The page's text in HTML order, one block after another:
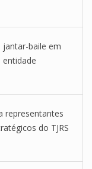
jantar-baile em
representantes
do TJRS